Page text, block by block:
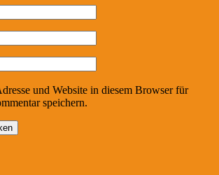
und Website in diesem Browser für
speichern.